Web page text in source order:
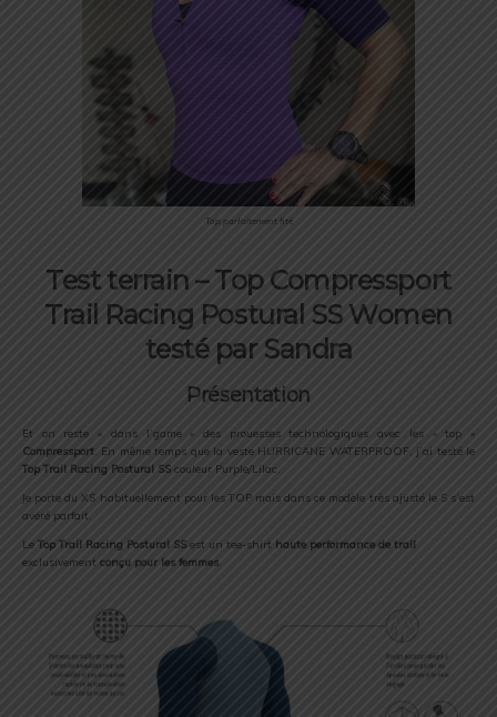
Top parfaitement fité
Test terrain – Top Compressport
Trail Racing Postural SS Women
testé par Sandra
Présentation
Et on reste « dans l’game » des prouesses technologiques avec les « top »
Compressport. En même temps que la veste HURRICANE WATERPROOF, j’ai testé le
Top Trail Racing Postural SS couleur Purple/Lilac.
Je porte du XS habituellement pour les TOP mais dans ce modèle très ajusté le S s’est
avéré parfait.
Le Top Trail Racing Postural SS est un tee-shirt haute performance de trail
exclusivement conçu pour les femmes.